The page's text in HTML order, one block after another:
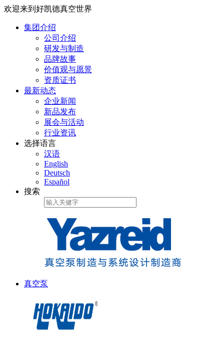
欢迎来到好凯德真空世界
集团介绍
公司介绍
研发与制造
品牌故事
价值观与愿景
资质证书
最新动态
企业新闻
新品发布
展会与活动
行业资讯
选择语言
汉语
English
Deutsch
Español
搜索
真空泵